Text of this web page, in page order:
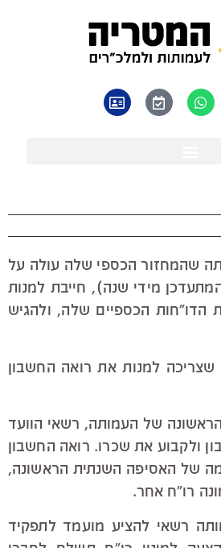
2014, עמותה שהמחזור הכספי שלה עולה על
(סכום המתעדכן מידי שנה), חייבת למנות
הדו"חות הכספיים שלה, ולהגיש
למנות את רואה החשבון
של העמותה, רשאי הוועד
ולקבוע את שכרו. רואה החשבון
של האסיפה השנתית הראשונה,
רו"ח אחר.
רשאי להציע מועמד לתפקיד